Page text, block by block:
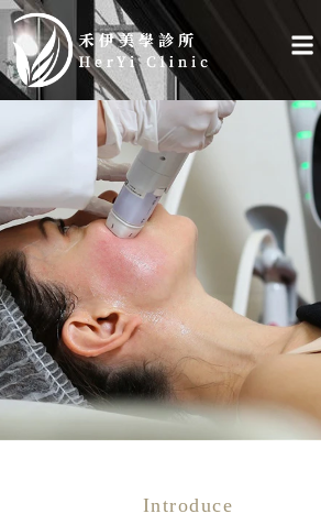
跳
至
主
內
VOLNEWMER
Introduce